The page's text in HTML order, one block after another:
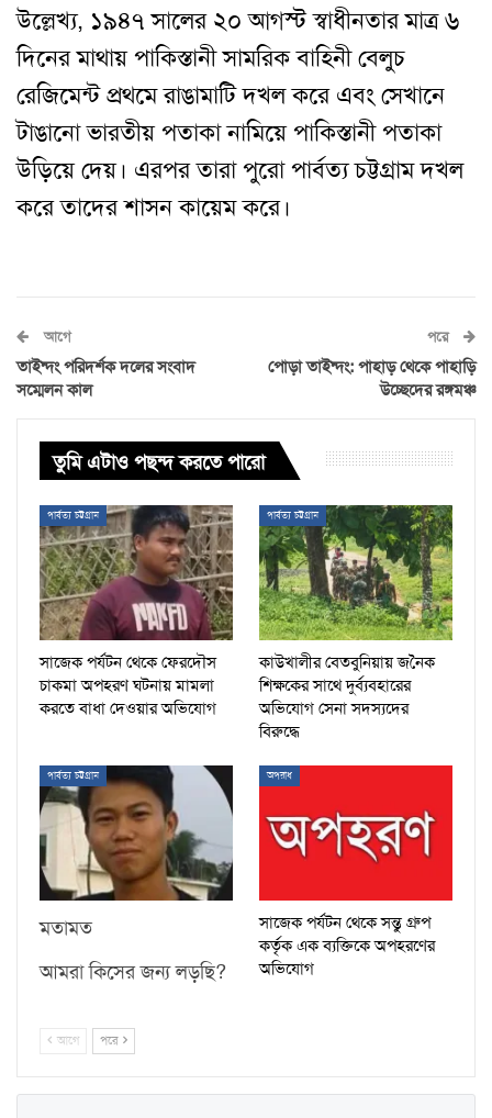
উল্লেখ্য, ১৯৪৭ সালের ২০ আগস্ট স্বাধীনতার মাত্র ৬
দিনের মাথায় পাকিস্তানী সামরিক বাহিনী বেলুচ
রেজিমেন্ট প্রথমে রাঙামাটি দখল করে এবং সেখানে
টাঙানো ভারতীয় পতাকা নামিয়ে পাকিস্তানী পতাকা
উড়িয়ে দেয়। এরপর তারা পুরো পার্বত্য চট্টগ্রাম দখল
করে তাদের শাসন কায়েম করে।
আগে
তাইন্দং পরিদর্শক দলের সংবাদ
সম্মেলন কাল
পরে
পোড়া তাইন্দং: পাহাড় থেকে পাহাড়ি
উচ্ছেদের রঙ্গমঞ্চ
তুমি এটাও পছন্দ করতে পারো
পার্বত্য চট্টগ্রাম
সাজেক পর্যটন থেকে ফেরদৌস
চাকমা অপহরণ ঘটনায় মামলা
করতে বাধা দেওয়ার অভিযোগ
পার্বত্য চট্টগ্রাম
কাউখালীর বেতবুনিয়ায় জনৈক
শিক্ষকের সাথে দুর্ব্যবহারের
অভিযোগ সেনা সদস্যদের
বিরুদ্ধে
পার্বত্য চট্টগ্রাম
মতামত
আমরা কিসের জন্য লড়ছি?
অপরাধ
সাজেক পর্যটন থেকে সন্তু গ্রুপ
কর্তৃক এক ব্যক্তিকে অপহরণের
অভিযোগ
আগে পরে